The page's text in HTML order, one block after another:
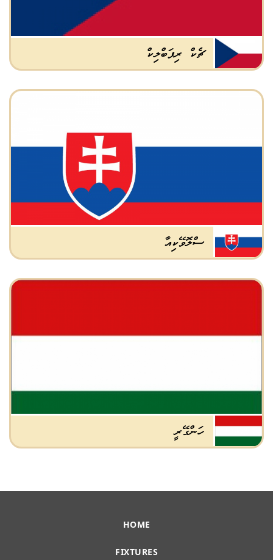
ޗެކް ރިޕަބްލިކް
ސްލޮވޭކިއާ
ހަންގޭރީ
HOME
FIXTURES